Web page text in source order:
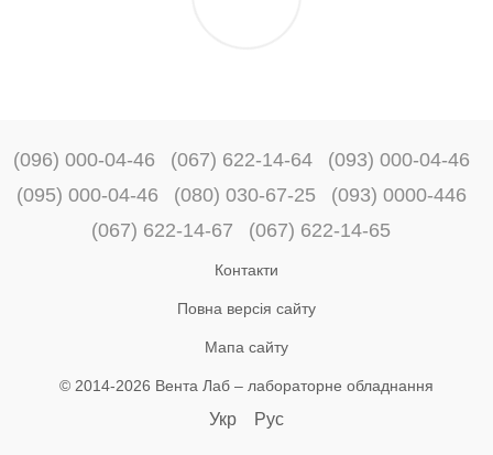
(096) 000-04-46 (067) 622-14-64
(093) 000-04-46
(095) 000-04-46
(080) 030-67-25
(093) 0000-446
(067) 622-14-67
(067) 622-14-65
Контакти
Повна версія сайту
Мапа сайту
© 2014-2026 Вента Лаб – лабораторне обладнання
Укр Рус